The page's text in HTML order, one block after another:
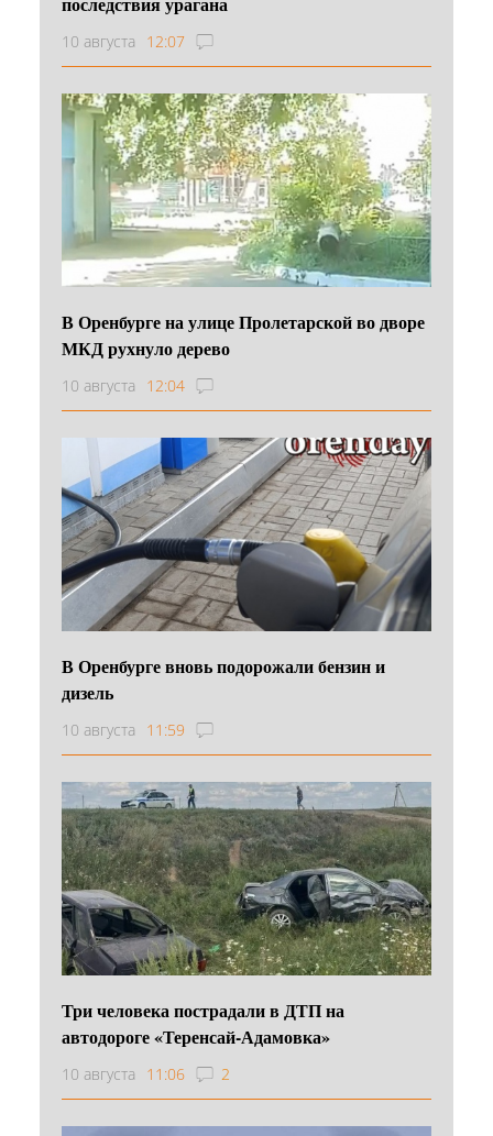
10 августа 12:07
В Оренбурге на улице Пролетарской во дворе
МКД рухнуло дерево
10 августа 12:04
В Оренбурге вновь подорожали бензин и
дизель
10 августа 11:59
Три человека пострадали в ДТП на
автодороге «Теренсай-Адамовка»
10 августа 11:06 2